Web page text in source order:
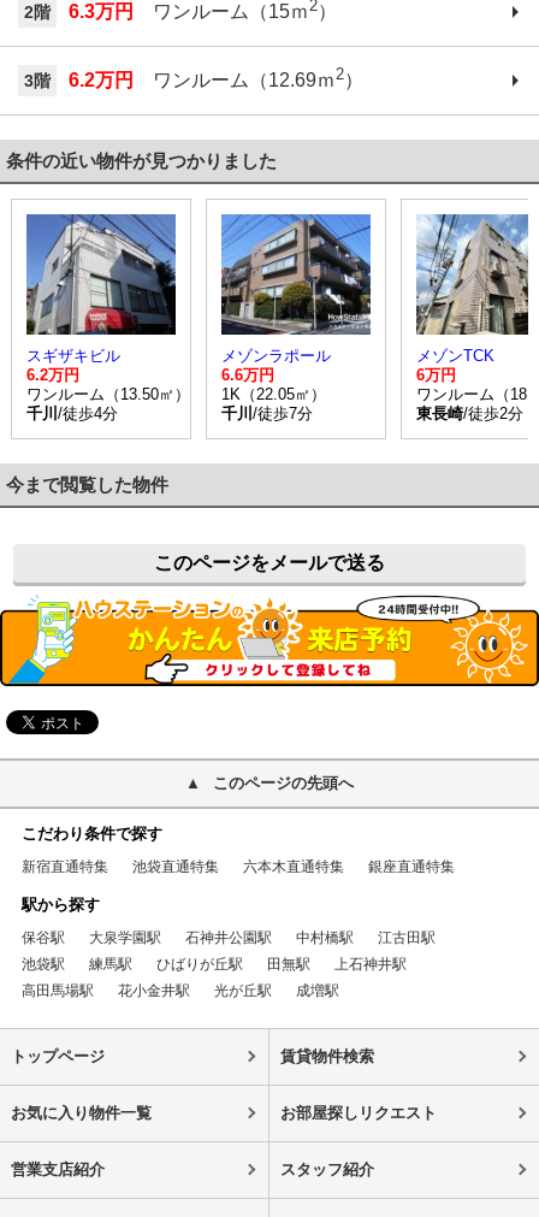
2階 6.3万円 ワンルーム（15ｍ2）
3階 6.2万円 ワンルーム（12.69ｍ2）
条件の近い物件が見つかりました
スギザキビル
6.2万円
ワンルーム（13.50㎡）
千川 /徒歩4分
メゾンラポール
6.6万円
1K（22.05㎡）
千川 /徒歩7分
メゾンTCK
6万円
ワンルーム（
東長崎/徒歩2分
今まで閲覧した物件
このページをメールで送る
このページの先頭へ
こだわり条件で探す
新宿直通特集 池袋直通特集 六本木直通特集 銀座直通特集
駅から探す
保谷駅 大泉学園駅 石神井公園駅 中村橋駅
江古田駅
池袋駅
練馬駅 ひばりが丘駅 田無駅
上石神井駅
高田馬場駅
花小金井駅 光が丘駅 成増駅
トップページ 賃貸物件検索
お気に入り物件一覧 お部屋探しリクエスト
営業支店紹介 スタッフ紹介